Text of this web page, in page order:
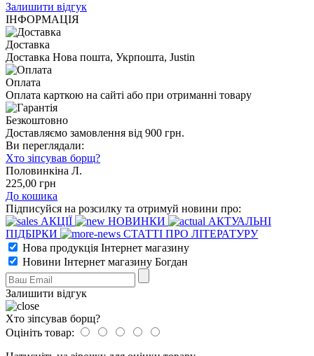
Залишити відгук
ІНФОРМАЦІЯ
Доставка
Доставка Нова пошта, Укрпошта, Justin
Оплата
Оплата карткою на сайті або при отриманні товару
Безкоштовно
Доставляємо замовлення від 900 грн.
Ви переглядали:
Хто зіпсував борщ?
Половинкіна Л.
225,00 грн
До кошика
Підписуйся на розсилку та отримуй новини про:
АКЦІЇ
НОВИНКИ
АКТУАЛЬНІ
ПІДБІРКИ
СТАТТІ ПРО ЛІТЕРАТУРУ
Нова продукція Інтернет магазину
Новини Інтернет магазину Богдан
Залишити відгук
Хто зіпсував борщ?
Оцініть товар: